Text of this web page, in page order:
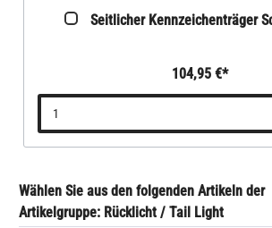
Seitlicher Kennzeichenträger
104,95 €*
Wählen Sie aus den folgenden Artikeln der
Artikelgruppe: Rücklicht / Tail Light